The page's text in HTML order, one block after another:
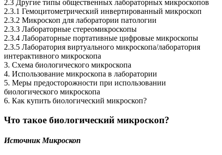
2.3 Другие типы общественных лабораторных микроскопов
2.3.1 Гемоцитометрический инвертированный микроскоп
2.3.2 Микроскоп для лаборатории патологии
2.3.3 Лабораторные стереомикроскопы
2.3.4 Лабораторные портативные цифровые микроскопы
2.3.5 Лаборатория виртуального микроскопа/лаборатория
интерактивного микроскопа
3. Схема биологического микроскопа
4. Использование микроскопа в лаборатории
5. Меры предосторожности при использовании
биологического микроскопа
6. Как купить биологический микроскоп?
Что такое биологический микроскоп?
Источник Микроскоп